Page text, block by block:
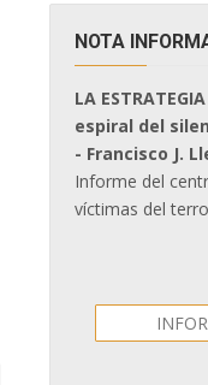
NOTA
LA
espiral del
- Francisco J.
Informe del
víctimas del